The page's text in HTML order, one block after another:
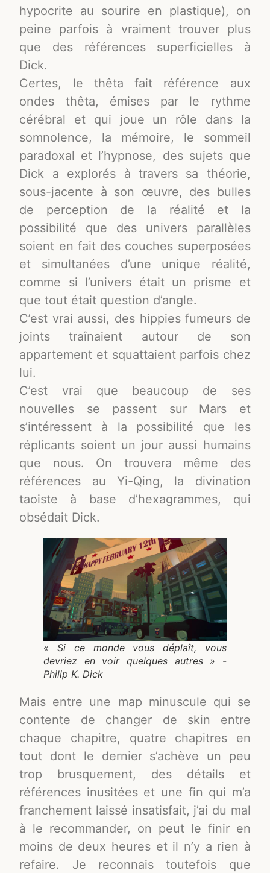
hypocrite au sourire en plastique), on
peine parfois à vraiment trouver plus
que des références superficielles à
Dick.
Certes, le thêta fait référence aux
ondes thêta, émises par le rythme
cérébral et qui joue un rôle dans la
somnolence, la mémoire, le sommeil
paradoxal et l’hypnose, des sujets que
Dick a explorés à travers sa théorie,
sous-jacente à son œuvre, des bulles
de perception de la réalité et la
possibilité que des univers parallèles
soient en fait des couches superposées
et simultanées d’une unique réalité,
comme si l’univers était un prisme et
que tout était question d’angle.
C’est vrai aussi, des hippies fumeurs de
joints traînaient autour de son
appartement et squattaient parfois chez
lui.
C’est vrai que beaucoup de ses
nouvelles se passent sur Mars et
s’intéressent à la possibilité que les
réplicants soient un jour aussi humains
que nous. On trouvera même des
références au Yi-Qing, la divination
taoiste à base d’hexagrammes, qui
obsédait Dick.
« Si ce monde vous déplaît, vous
devriez en voir quelques autres » -
Philip K. Dick
Mais entre une map minuscule qui se
contente de changer de skin entre
chaque chapitre, quatre chapitres en
tout dont le dernier s’achève un peu
trop brusquement, des détails et
références inusitées et une fin qui m’a
franchement laissé insatisfait, j’ai du mal
à le recommander, on peut le finir en
moins de deux heures et il n’y a rien à
refaire. Je reconnais toutefois que